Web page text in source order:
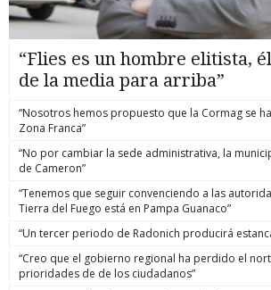
“Flies es un hombre elitista,
de la media para arriba”
“Nosotros hemos propuesto que la Cormag se
Zona Franca”
“No por cambiar la sede administrativa, la
de Cameron”
“Tenemos que seguir convenciendo a las
Tierra del Fuego está en Pampa Guanaco”
“Un tercer periodo de Radonich producirá
“Creo que el gobierno regional ha perdido el
prioridades de de los ciudadanos”